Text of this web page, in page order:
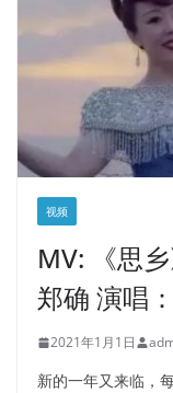
视频
MV: 《思
郑确 演唱
2021年1月1日
新的一年又来临，